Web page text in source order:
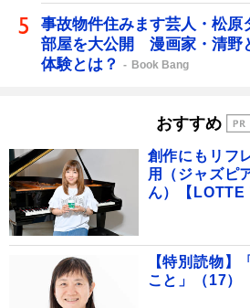
事故物件住みます芸人・松原
部屋を大公開 漫画家・清野
体験とは？
Book Bang
おすすめ
創作にもリフ
用（ジャズピ
ん）【LOTTE
【特別読物】
こと」（17